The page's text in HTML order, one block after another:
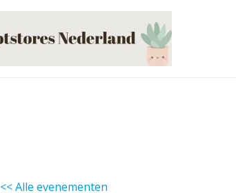
<< Alle evenementen